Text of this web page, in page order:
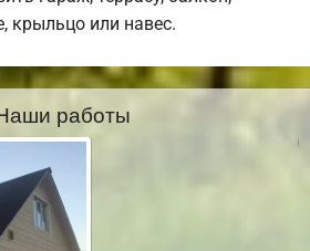
крыльцо или навес.
работы